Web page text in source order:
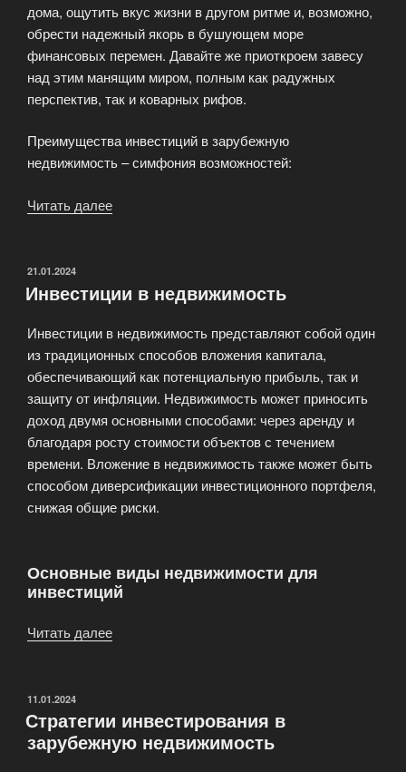
дома, ощутить вкус жизни в другом ритме и, возможно,
обрести надежный якорь в бушующем море
финансовых перемен. Давайте же приоткроем завесу
над этим манящим миром, полным как радужных
перспектив, так и коварных рифов.
Преимущества инвестиций в зарубежную
недвижимость – симфония возможностей:
Читать далее
ОПУБЛИКОВАНО
21.01.2024
Инвестиции в недвижимость
Инвестиции в недвижимость представляют собой один
из традиционных способов вложения капитала,
обеспечивающий как потенциальную прибыль, так и
защиту от инфляции. Недвижимость может приносить
доход двумя основными способами: через аренду и
благодаря росту стоимости объектов с течением
времени. Вложение в недвижимость также может быть
способом диверсификации инвестиционного портфеля,
снижая общие риски.
Основные виды недвижимости для
инвестиций
Читать далее
ОПУБЛИКОВАНО
11.01.2024
Стратегии инвестирования в
зарубежную недвижимость